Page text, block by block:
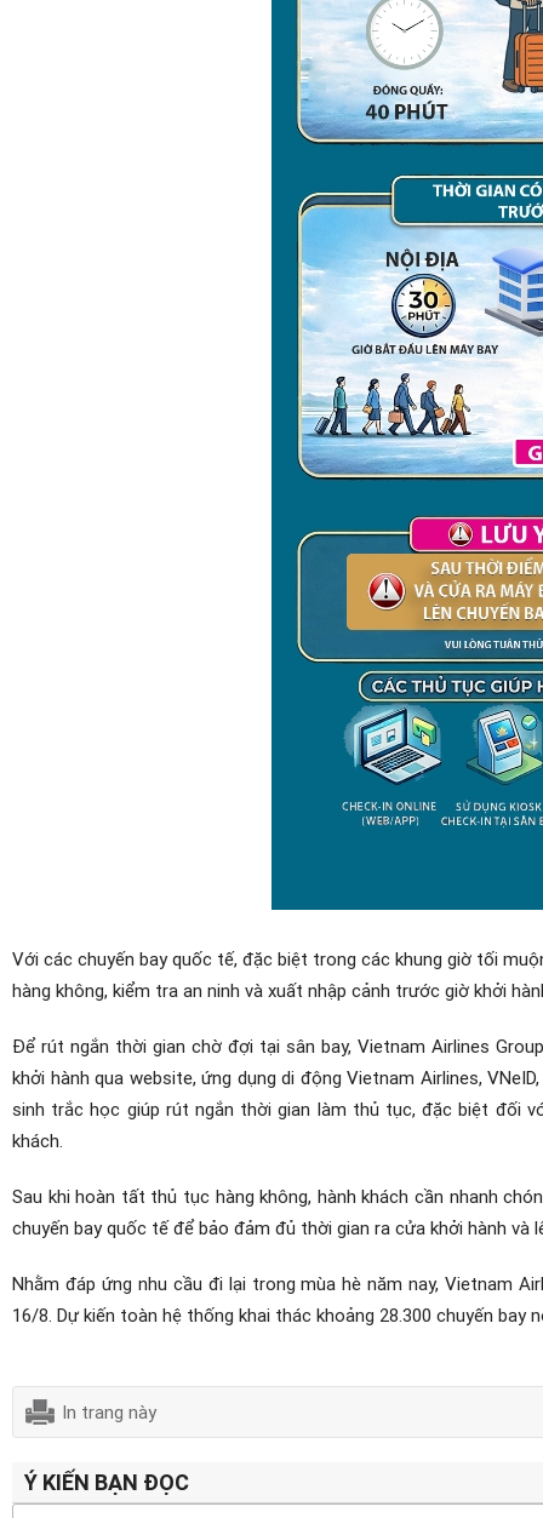
Với các chuyến bay quốc tế, đặc biệt trong các khung giờ tối
hàng không, kiểm tra an ninh và xuất nhập cảnh trước giờ khởi
Để rút ngắn thời gian chờ đợi tại sân bay, Vietnam Airlines
khởi hành qua website, ứng dụng di động Vietnam Airlines,
sinh trắc học giúp rút ngắn thời gian làm thủ tục, đặc biệt đối
khách.
Sau khi hoàn tất thủ tục hàng không, hành khách cần nhanh
chuyến bay quốc tế để bảo đảm đủ thời gian ra cửa khởi hành và
Nhằm đáp ứng nhu cầu đi lại trong mùa hè năm nay, Vietnam
16/8. Dự kiến toàn hệ thống khai thác khoảng 28.300 chuyến
In trang này
Ý KIẾN BẠN ĐỌC